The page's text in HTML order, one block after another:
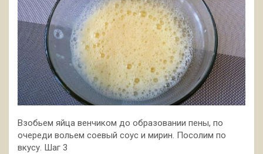
Взобьем яйца венчиком до образовании пены, по
очереди вольем соевый соус и мирин. Посолим по
вкусу. Шаг 3